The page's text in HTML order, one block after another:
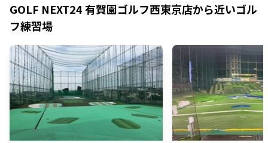
GOLF NEXT24 有賀園ゴルフ西東京店から近いゴル
フ練習場